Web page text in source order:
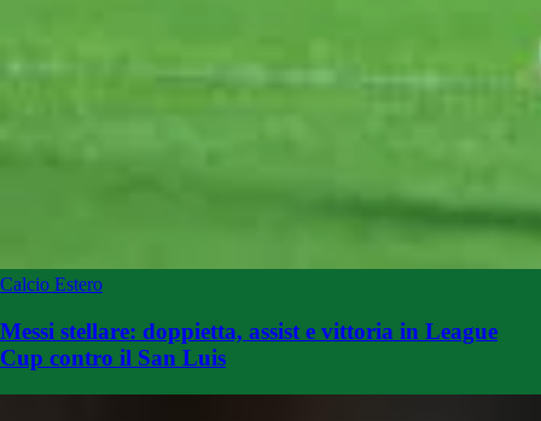
Calcio Estero
Messi stellare: doppietta, assist e vittoria in League
Cup contro il San Luis